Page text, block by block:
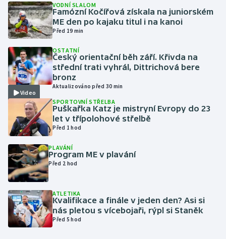
Házená
Jezdectví
Judo
Krasobruslení
Lezení
Lyže a snowboard
Moderní pětiboj
Motorsport
Olympijské hry
Parasport
VODNÍ SLALOM
Famózní Kočířová získala na juniorském
ME den po kajaku titul i na kanoi
Před 19 min
Video
OSTATNÍ
Český orientační běh září. Křivda na
střední trati vyhrál, Dittrichová bere
bronz
Aktualizováno před 30 min
SPORTOVNÍ STŘELBA
Puškařka Katz je mistryní Evropy do 23
let v třípolohové střelbě
Před 1 hod
PLAVÁNÍ
Program ME v plavání
Před 2 hod
ATLETIKA
Kvalifikace a finále v jeden den? Asi si
nás pletou s vícebojaři, rýpl si Staněk
Před 5 hod